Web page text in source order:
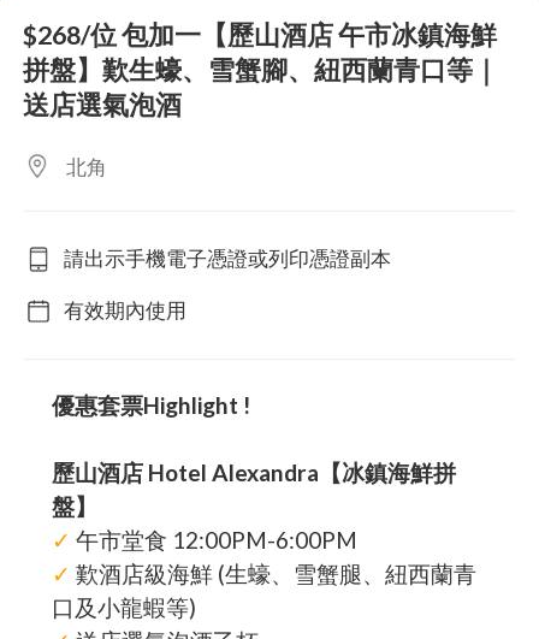
$268/位 包加一【歷山酒店 午市冰鎮海鮮
拼盤】歎生蠔、雪蟹腳、紐西蘭青口等｜
送店選氣泡酒
北角
請出示手機電子憑證或列印憑證副本
有效期內使用
優惠套票Highlight !
歷山酒店 Hotel Alexandra【冰鎮海鮮拼
盤】
✓ 午市堂食 12:00PM-6:00PM
✓ 歎酒店級海鮮 (生蠔、雪蟹腿、紐西蘭青
口及小龍蝦等)